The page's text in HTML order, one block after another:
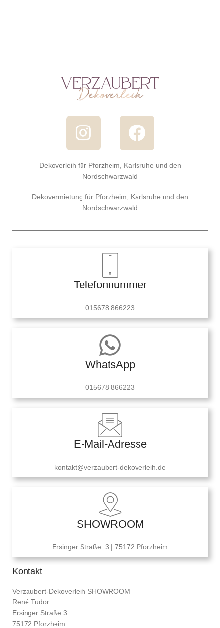
Dekoverleih für Pforzheim, Karlsruhe und den
Nordschwarzwald
Dekovermietung für Pforzheim, Karlsruhe und den
Nordschwarzwald
Telefonnummer
015678 866223
WhatsApp
015678 866223
E-Mail-Adresse
kontakt@verzaubert-dekoverleih.de
SHOWROOM
Ersinger Straße. 3 | 75172 Pforzheim
Kontakt
Verzaubert-Dekoverleih SHOWROOM
René Tudor
Ersinger Straße 3
75172 Pforzheim